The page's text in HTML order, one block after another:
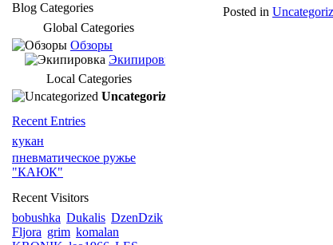
Posted in
Blog Categories
Global Categories
Обзоры
Экипировка
Local Categories
Uncategorized
Recent Entries
кукан
пневматическое ружье
"КАЮК"
Recent Visitors
bobushka Dukalis DzenDzik
Fljora grim komalan